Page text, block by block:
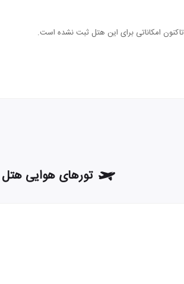
تاکنون امکاناتی برای این هتل ثبت نشده است.
تورهای هوایی هتل